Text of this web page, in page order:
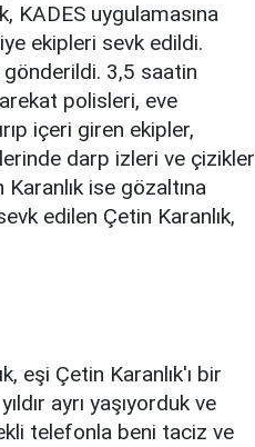
KADES uygulamasına
ekipleri sevk edildi.
3,5 saatin
polisleri, eve
içeri giren ekipler,
darp izleri ve çizikler
ise gözaltına
edilen Çetin Karanlık,
eşi Çetin Karanlık'ı bir
ayrı yaşıyorduk ve
telefonla beni taciz ve